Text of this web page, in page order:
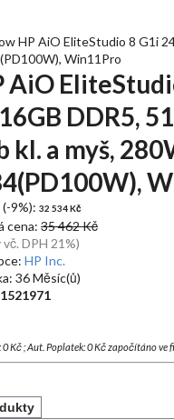
HP AiO EliteStudio 8 G1i
Win11Pro
AiO
DDR5,
kl. a myš,
9%): 32 534 Kč
cena: 35 462 Kč
DPH 21%)
HP Inc.
36 Měsíc(ů)
1521971
0 Kč ; Aut. Poplatek: 0 Kč započítáno